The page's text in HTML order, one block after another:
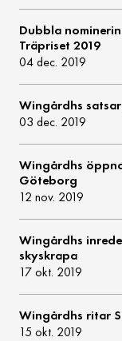
Dubbla
Träpriset 2019
04 dec. 2019
Wingårdhs
03 dec. 2019
Wingårdhs
Göteborg
12 nov. 2019
Wingårdhs
skyskrapa
17 okt. 2019
Wingårdhs ritar
15 okt. 2019